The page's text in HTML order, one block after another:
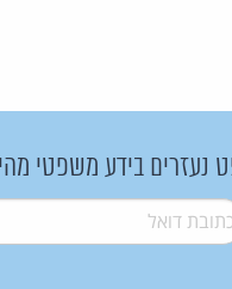
נעזרים בידע משפטי
*